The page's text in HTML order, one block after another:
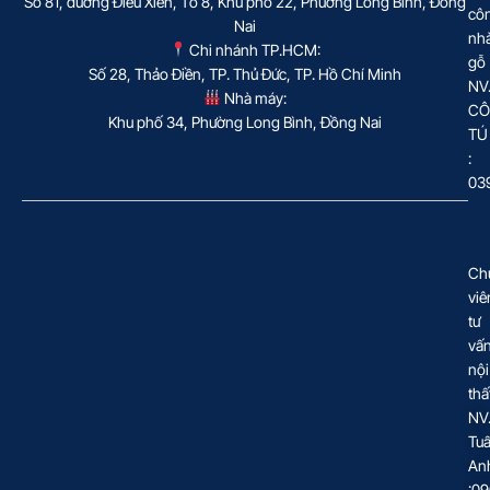
Nai
Chi nhánh TP.HCM:
Số 28, Thảo Điền, TP. Thủ Đức, TP. Hồ Chí Minh
Nhà máy:
Khu phố 34, Phường Long Bình, Đồng Nai
gỗ
NV.
TÚ
:
tư
nội
NV.